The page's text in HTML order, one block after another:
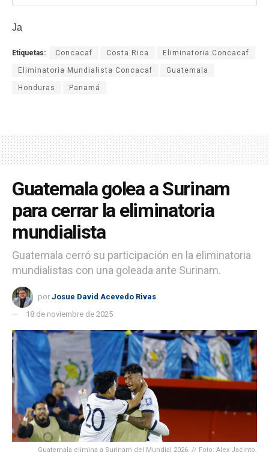
Ja
Etiquetas: Concacaf Costa Rica Eliminatoria Concacaf
Eliminatoria Mundialista Concacaf Guatemala
Honduras Panamá
Guatemala golea a Surinam
para cerrar la eliminatoria
mundialista
Guatemala cerró su participación en la eliminatoria
mundialistas con una goleada ante Surinam.
por Josue David Acevedo Rivas
18 de noviembre de 2025
Guatemala elimina a Surinam del Mundial 2026. // Foto: Alex Jacinto.